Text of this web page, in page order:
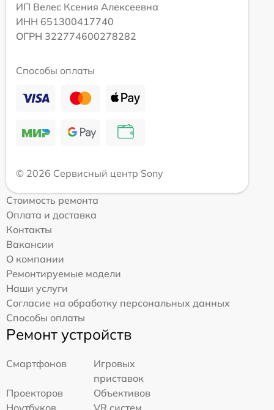
ИП Велес Ксения Алексеевна
ИНН 651300417740
ОГРН 322774600278282
Способы оплаты
© 2026 Сервисный центр Sony
Стоимость ремонта
Оплата и доставка
Контакты
Вакансии
О компании
Ремонтируемые модели
Наши услуги
Согласие на обработку персональных данных
Способы оплаты
Ремонт устройств
Смартфонов
Игровых
приставок
Проекторов
Объективов